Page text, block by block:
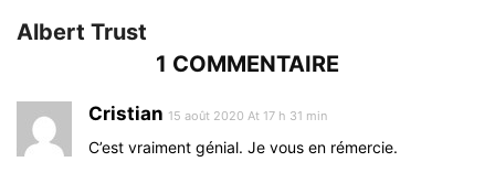
Albert Trust
1 COMMENTAIRE
Cristian 15 août 2020 At 17 h 31 min
C’est vraiment génial. Je vous en rémercie.